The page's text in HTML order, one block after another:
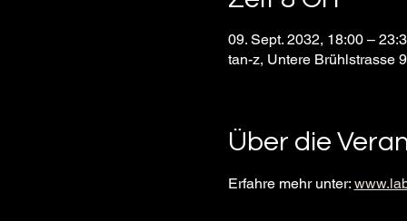
09. Sept. 2032, 18:00 –
tan-z, Untere Brühlstrasse
Über die
Erfahre mehr unter: